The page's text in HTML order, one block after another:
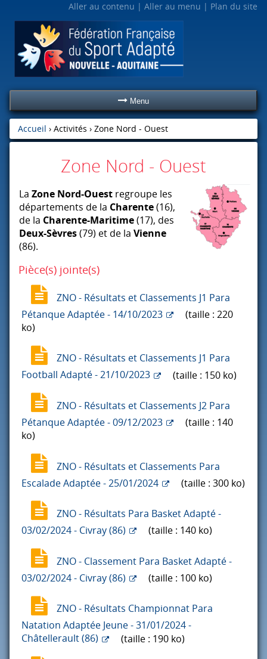
Aller au contenu Aller au menu Plan du site
Menu
Accueil › Activités ›Zone Nord - Ouest
Zone Nord - Ouest
La Zone Nord-Ouest regroupe les
départements de la Charente(16),
de la Charente-Maritime(17), des
Deux-Sèvres(79) et de la Vienne
(86).
Pièce(s) jointe(s)
ZNO - Résultats et Classements J1 Para
Pétanque Adaptée - 14/10/2023
(taille : 220
ko)
ZNO - Résultats et Classements J1 Para
Football Adapté - 21/10/2023
(taille : 150 ko)
ZNO - Résultats et Classements J2 Para
Pétanque Adaptée - 09/12/2023
(taille : 140
ko)
ZNO - Résultats et Classements Para
Escalade Adaptée - 25/01/2024
(taille : 300 ko)
ZNO - Résultats Para Basket Adapté -
03/02/2024 - Civray (86)
(taille : 140 ko)
ZNO - Classement Para Basket Adapté -
03/02/2024 - Civray (86)
(taille : 100 ko)
ZNO - Résultats Championnat Para
Natation Adaptée Jeune - 31/01/2024 -
Châtellerault (86)
(taille : 190 ko)